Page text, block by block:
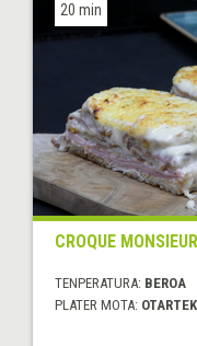
20 min
CROQUE
TENPERATURA: BEROA
PLATER MOTA: